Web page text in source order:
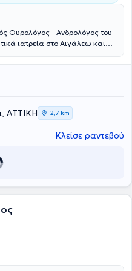
Ουρολόγος - Ανδρολόγος του
ιατρεία στο Αιγάλεω και
ανδρών και γυναικών.
του προστάτη (TURis), στην
καθώς και στην γυναικεία
Ουρολογική Κλινική του
μετέχοντας ενεργά
Νοσοκομείο στην
Κωνσταντίνου.
ουρολογικά συνέδρια
ΑΤΤΙΚΗ 2,7 km
Κλείσε ραντεβού